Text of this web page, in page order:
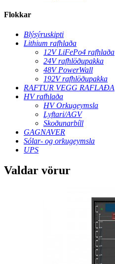
Flokkar
Blýsýruskipti
Lithium rafhlaða
12V LiFePo4 rafhlaða
24V rafhlöðupakka
48V PowerWall
192V rafhlöðupakka
RAFTUR VEGG RAFLAÐA
HV rafhlaða
HV Orkugeymsla
Lyftari/AGV
Skoðunarbíll
GAGNAVER
Sólar- og orkugeymsla
UPS
Valdar vörur